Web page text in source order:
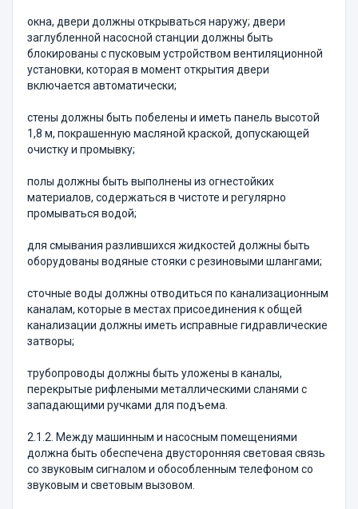
окна, двери должны открываться наружу; двери
заглубленной насосной станции должны быть
блокированы с пусковым устройством вентиляционной
установки, которая в момент открытия двери
включается автоматически;
стены должны быть побелены и иметь панель высотой
1,8 м, покрашенную масляной краской, допускающей
очистку и промывку;
полы должны быть выполнены из огнестойких
материалов, содержаться в чистоте и регулярно
промываться водой;
для смывания разлившихся жидкостей должны быть
оборудованы водяные стояки с резиновыми шлангами;
сточные воды должны отводиться по канализационным
каналам, которые в местах присоединения к общей
канализации должны иметь исправные гидравлические
затворы;
трубопроводы должны быть уложены в каналы,
перекрытые рифлеными металлическими сланями с
западающими ручками для подъема.
2.1.2. Между машинным и насосным помещениями
должна быть обеспечена двусторонняя световая связь
со звуковым сигналом и обособленным телефоном со
звуковым и световым вызовом.